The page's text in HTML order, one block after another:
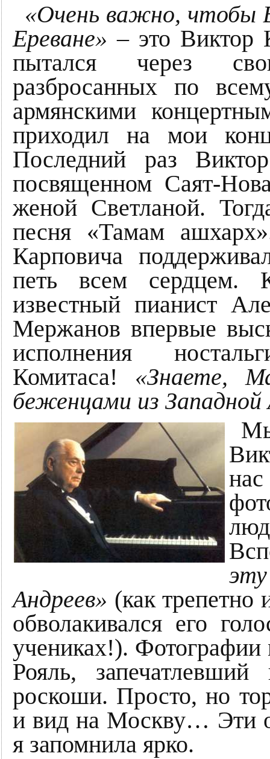
«Очень важно, чтобы
Ереване» – это Виктор
пытался через
разбросанных по
армянскими
приходил на мои
Последний раз
посвященном Саят-
женой Светланой.
песня «Тамам
Карповича
петь всем сердцем.
известный пианист
Мержанов впервые
исполнения
Комитаса! «Знаете,
беженцами из
Андреев» (как
обволакивался его
учениках!). Фотографии
Рояль,
роскоши. Просто, но
и вид на Москву… Эти
я запомнила ярко.